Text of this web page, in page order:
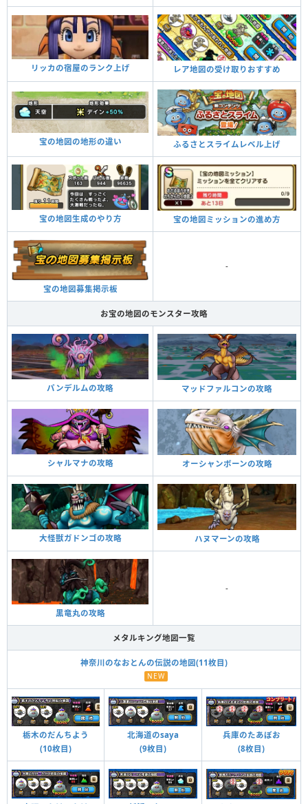
リッカの宿屋のランク上げ レア地図の受け取りおすすめ
宝の地図の地形の違い ふるさとスライムレベル上げ
宝の地図生成のやり方 宝の地図ミッションの進め方
宝の地図募集掲示板
-
お宝の地図のモンスター攻略
パンデルムの攻略 マッドファルコンの攻略
シャルマナの攻略 オーシャンボーンの攻略
大怪獣ガドンゴの攻略 ハヌマーンの攻略
黒竜丸の攻略
-
メタルキング地図一覧
神奈川のなおとんの伝説の地図(11枚目)
NEW
栃木のだんちよう
(10枚目)
北海道のsaya
(9枚目)
兵庫のたあぼお
(8枚目)